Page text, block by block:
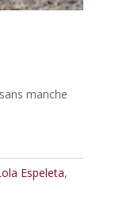
manche
Espeleta,